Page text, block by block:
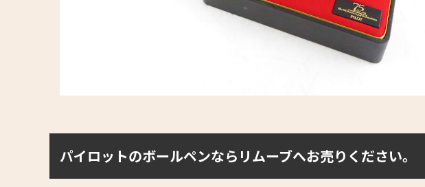
パイロットのボールペンならリムーブへお売りください。